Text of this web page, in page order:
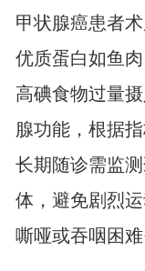
甲状腺癌患者
优质蛋白如鱼
高碘食物过量
腺功能，根据
长期随诊需监
体，避免剧烈
嘶哑或吞咽困难